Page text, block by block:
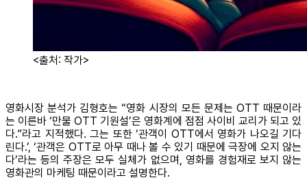
<출처: 작가>
영화시장 분석가 김형호는 “영화 시장의 모든 문제는 OTT 때문이라
는 이른바 ‘만물 OTT 기원설’은 영화계에 점점 사이비 교리가 되고 있
다.”라고 지적했다. 그는 또한 ‘관객이 OTT에서 영화가 나오길 기다
린다.’, ‘관객은 OTT로 아무 때나 볼 수 있기 때문에 극장에 오지 않는
다’라는 등의 주장은 모두 실체가 없으며, 영화를 경험재로 보지 않는
영화관의 마케팅 때문이라고 설명한다.